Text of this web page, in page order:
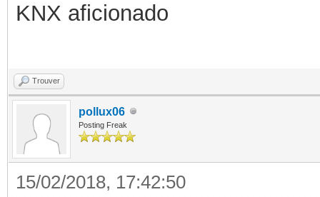
KNX aficionado
Trouver
pollux06
Posting Freak
15/02/2018, 17:42:50